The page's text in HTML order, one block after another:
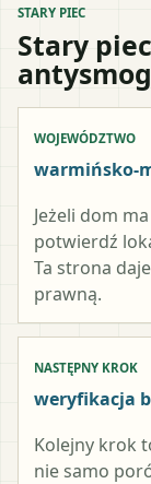
STARY PIEC
Stary
WOJEWÓDZTWO
warmińsko-
Jeżeli dom
potwierdź
Ta strona
prawną.
NASTĘPNY KROK
weryfikacja
Kolejny krok
nie samo